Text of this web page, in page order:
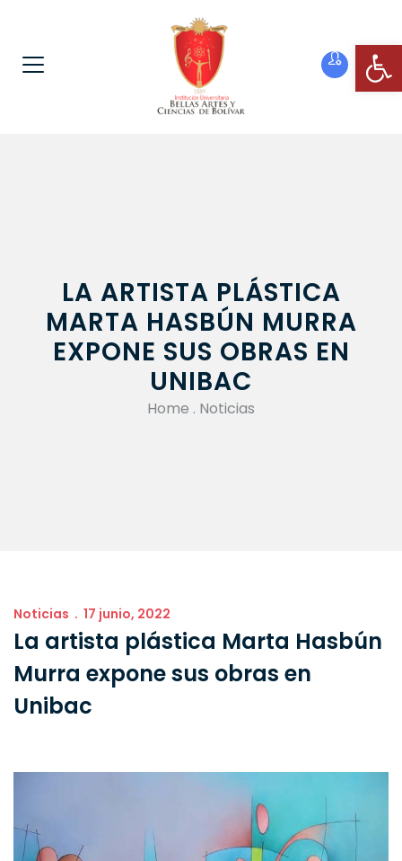
LA ARTISTA PLÁSTICA
MARTA HASBÚN MURRA
EXPONE SUS OBRAS EN
UNIBAC
Home . Noticias
Noticias 17 junio, 2022
La artista plástica Marta Hasbún
Murra expone sus obras en
Unibac